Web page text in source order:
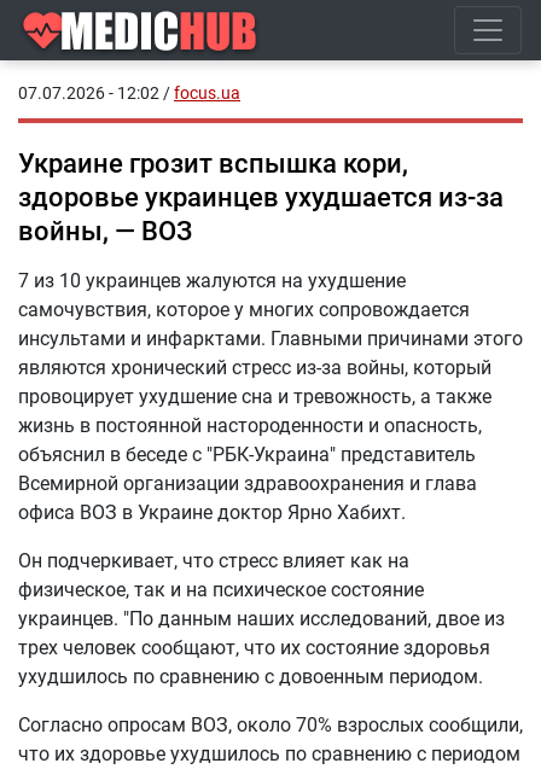
07.07.2026 - 12:02 /focus.ua
Украине грозит вспышка кори,
здоровье украинцев ухудшается из-за
войны, — ВОЗ
7 из 10 украинцев жалуются на ухудшение
самочувствия, которое у многих сопровождается
инсультами и инфарктами. Главными причинами этого
являются хронический стресс из-за войны, который
провоцирует ухудшение сна и тревожность, а также
жизнь в постоянной настороденности и опасность,
объяснил в беседе с "РБК-Украина" представитель
Всемирной организации здравоохранения и глава
офиса ВОЗ в Украине доктор Ярно Хабихт.
Он подчеркивает, что стресс влияет как на
физическое, так и на психическое состояние
украинцев. "По данным наших исследований, двое из
трех человек сообщают, что их состояние здоровья
ухудшилось по сравнению с довоенным периодом.
Согласно опросам ВОЗ, около 70% взрослых сообщили,
что их здоровье ухудшилось по сравнению с периодом